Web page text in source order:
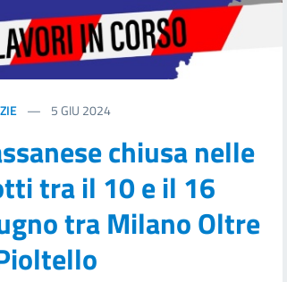
5GIU 2024
chiusa nelle
tra il 10 e il 16
tra Milano Oltre